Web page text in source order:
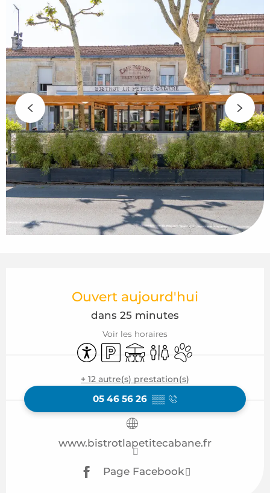
Ouvert aujourd'hui
dans 25 minutes
Voir les horaires
Accessibilité
ParkingTerrasseToilettesAnimaux acceptés
+ 12 autre(s) prestation(s)
05 46 56 26 ▒▒
www.bistrotlapetitecabane.fr
Page Facebook